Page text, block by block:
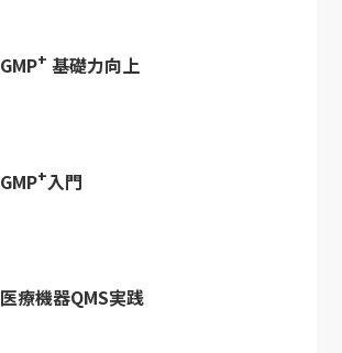
GMP+ 基礎力向上
GMP+入門
医療機器QMS実践